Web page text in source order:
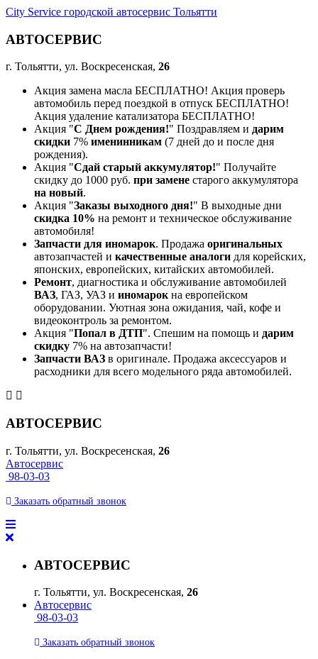
City Service городской автосервис Тольятти
АВТОСЕРВИС
г. Тольятти, ул. Воскресенская, 26
Акция замена масла БЕСПЛАТНО! Акция проверь
автомобиль перед поездкой в отпуск БЕСПЛАТНО!
Акция удаление катализатора БЕСПЛАТНО!
Акция "С Днем рождения!" Поздравляем и дарим
скидки 7% именинникам (7 дней до и после дня
рождения).
Акция "Сдай старый аккумулятор!" Получайте
скидку до 1000 руб. при замене старого аккумулятора
на новый.
Акция "Заказы выходного дня!" В выходные дни
скидка 10% на ремонт и техническое обслуживание
автомобиля!
Запчасти для иномарок. Продажа оригинальных
автозапчастей и качественные аналоги для корейских,
японских, европейских, китайских автомобилей.
Ремонт, диагностика и обслуживание автомобилей
ВАЗ, ГАЗ, УАЗ и иномарокна европейском
оборудовании. Уютная зона ожидания, чай, кофе и
видеоконтроль за ремонтом.
Акция "Попал в ДТП". Спешим на помощь и дарим
скидку 7% на автозапчасти!
Запчасти ВАЗ в оригинале. Продажа аксессуаров и
расходники для всего модельного ряда автомобилей.
АВТОСЕРВИС
г. Тольятти, ул. Воскресенская, 26
Автосервис
98-03-03
Заказать обратный звонок
АВТОСЕРВИС
г. Тольятти, ул. Воскресенская, 26
Автосервис
98-03-03
Заказать обратный звонок